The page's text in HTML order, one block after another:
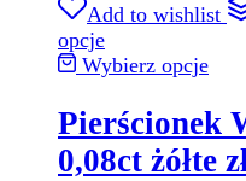
Add to wishlist
opcje
Wybierz opcje
Pierścionek
0,08ct żółte